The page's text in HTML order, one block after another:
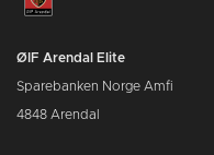
ØIF Arendal Elite
Sparebanken Norge Amfi
4848 Arendal